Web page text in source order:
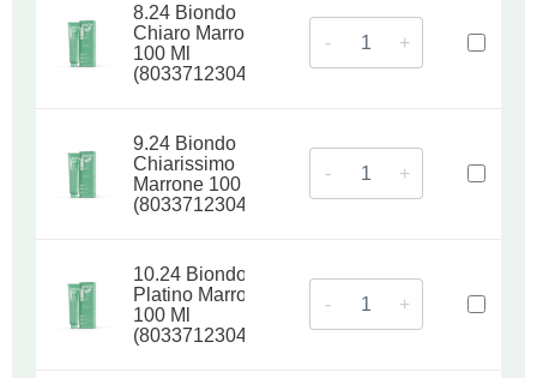
8.24 Biondo
Chiaro Marrone
100 Ml
(8033712304915)
- +
9.24 Biondo
Chiarissimo
Marrone 100 Ml
(8033712304922)
- +
10.24 Biondo
Platino Marrone
100 Ml
(8033712304939)
- +